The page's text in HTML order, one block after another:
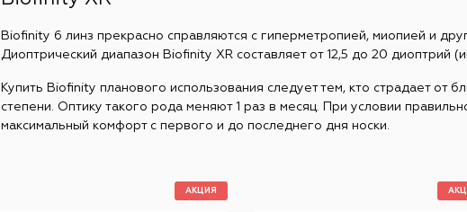
Biofinity 6 линз прекрасно справляются с гиперметропией, миопией и
Диоптрический диапазон Biofinity XR составляет от 12,5 до 20 диоптрий
Купить Biofinity планового использования следует тем, кто страдает от
степени. Оптику такого рода меняют 1 раз в месяц. При условии
максимальный комфорт с первого и до последнего дня носки.
АКЦИЯ